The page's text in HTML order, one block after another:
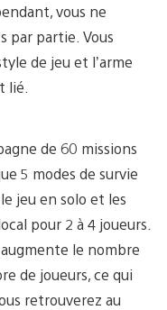
vous ne
par partie. Vous
de jeu et l’arme
lié.
de 60 missions
5 modes de survie
jeu en solo et les
pour 2 à 4 joueurs.
le nombre
de joueurs, ce qui
retrouverez au